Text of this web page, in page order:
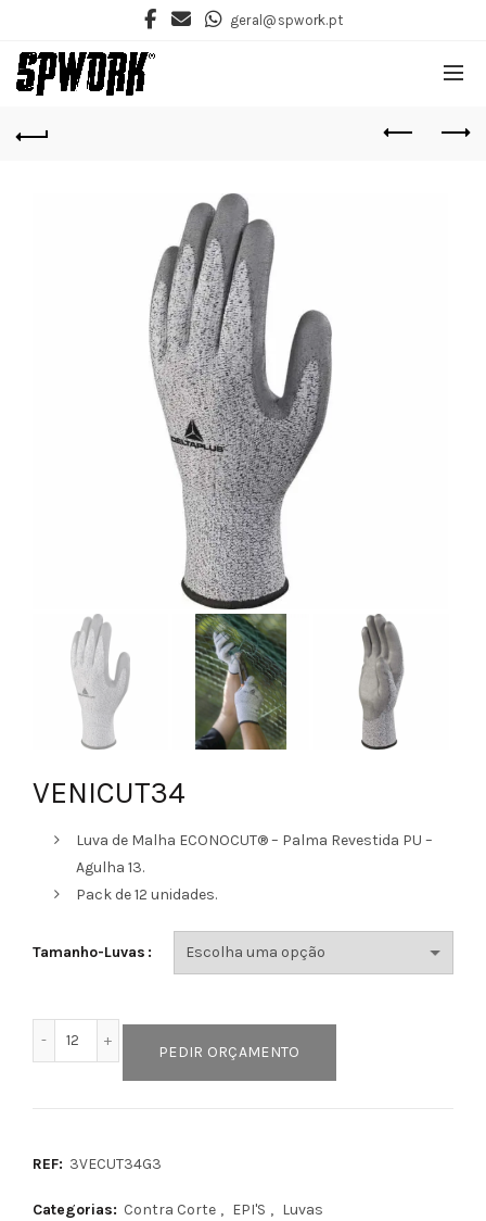
geral@spwork.pt
VENICUT34
Luva de Malha ECONOCUT® – Palma Revestida PU –
Agulha 13.
Pack de 12 unidades.
Tamanho-Luvas
Quantidade de VENICUT34
PEDIR ORÇAMENTO
REF: 3VECUT34G3
Categorias: Contra Corte , EPI'S , Luvas